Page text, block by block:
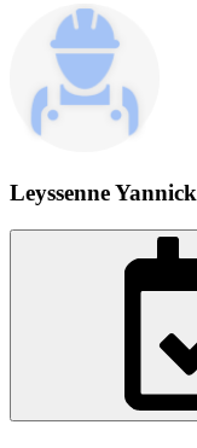
Leyssenne Yannick